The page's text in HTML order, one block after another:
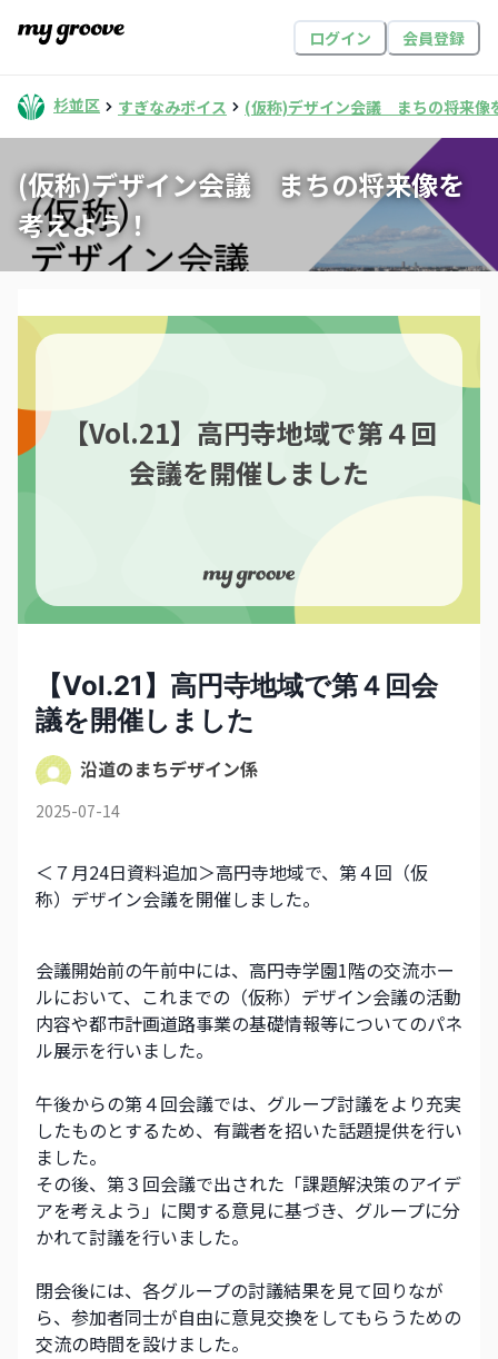
ログイン 会員登録
杉並区 すぎなみボイス (仮称)デザイン会議 まちの将来像
(仮称)デザイン会議 まちの将来像を
考えよう！
【Vol.21】高円寺地域で第４回
会議を開催しました
【Vol.21】高円寺地域で第４回会
議を開催しました
沿道のまちデザイン係
2025-07-14
＜７月24日資料追加＞高円寺地域で、第４回（仮
称）デザイン会議を開催しました。
会議開始前の午前中には、高円寺学園1階の交流ホー
ルにおいて、これまでの（仮称）デザイン会議の活動
内容や都市計画道路事業の基礎情報等についてのパネ
ル展示を行いました。
午後からの第４回会議では、グループ討議をより充実
したものとするため、有識者を招いた話題提供を行い
ました。
その後、第３回会議で出された「課題解決策のアイデ
アを考えよう」に関する意見に基づき、グループに分
かれて討議を行いました。
閉会後には、各グループの討議結果を見て回りなが
ら、参加者同士が自由に意見交換をしてもらうための
交流の時間を設けました。